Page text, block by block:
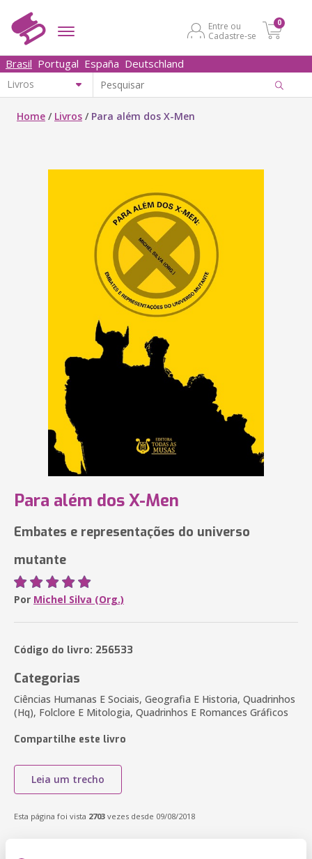
Entre ou
Cadastre-se
0
Brasil Portugal España Deutschland
Home / Livros / Para além dos X-Men
Para além dos X-Men
Embates e representações do universo
mutante
Por Michel Silva (Org.)
Código do livro: 256533
Categorias
Ciências Humanas E Sociais, Geografia E Historia, Quadrinhos
(Hq), Folclore E Mitologia, Quadrinhos E Romances Gráficos
Compartilhe este livro
Leia um trecho
Esta página foi vista 2703 vezes desde 09/08/2018